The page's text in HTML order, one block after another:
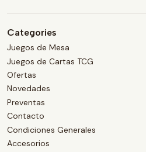
Categories
Juegos de Mesa
Juegos de Cartas TCG
Ofertas
Novedades
Preventas
Contacto
Condiciones Generales
Accesorios